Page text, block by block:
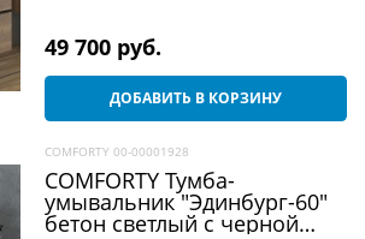
49 700 руб.
ДОБАВИТЬ В КОРЗИНУ
COMFORTY 00-00001928
COMFORTY Тумба-
умывальник "Эдинбург-60"
бетон светлый с черной